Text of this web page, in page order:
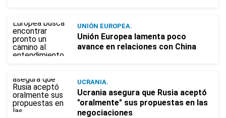
UNIÓN EUROPEA.
Unión Europea lamenta poco
avance en relaciones con China
UCRANIA.
Ucrania asegura que Rusia aceptó
"oralmente" sus propuestas en las
negociaciones